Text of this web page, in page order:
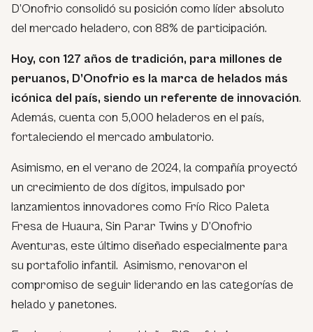
D’Onofrio consolidó su posición como líder absoluto
del mercado heladero, con 88% de participación.
Hoy, con 127 años de tradición, para millones de
peruanos, D’Onofrio es la marca de helados más
icónica del país, siendo un referente de innovación.
Además, cuenta con 5,000 heladeros en el país,
fortaleciendo el mercado ambulatorio.
Asimismo, en el verano de 2024, la compañía proyectó
un crecimiento de dos dígitos, impulsado por
lanzamientos innovadores como Frío Rico Paleta
Fresa de Huaura, Sin Parar Twins y D’Onofrio
Aventuras, este último diseñado especialmente para
su portafolio infantil. Asimismo, renovaron el
compromiso de seguir liderando en las categorías de
helado y panetones.